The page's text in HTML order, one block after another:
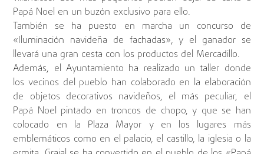
Papá Noel en un buzón exclusivo para ello.
También se ha puesto en marcha un concurso de
«Iluminación navideña de fachadas», y el ganador se
llevará una gran cesta con los productos del Mercadillo.
Además, el Ayuntamiento ha realizado un taller donde
los vecinos del pueblo han colaborado en la elaboración
de objetos decorativos navideños, el más peculiar, el
Papá Noel pintado en troncos de chopo, y que se han
colocado en la Plaza Mayor y en los lugares más
emblemáticos como en el palacio, el castillo, la iglesia o la